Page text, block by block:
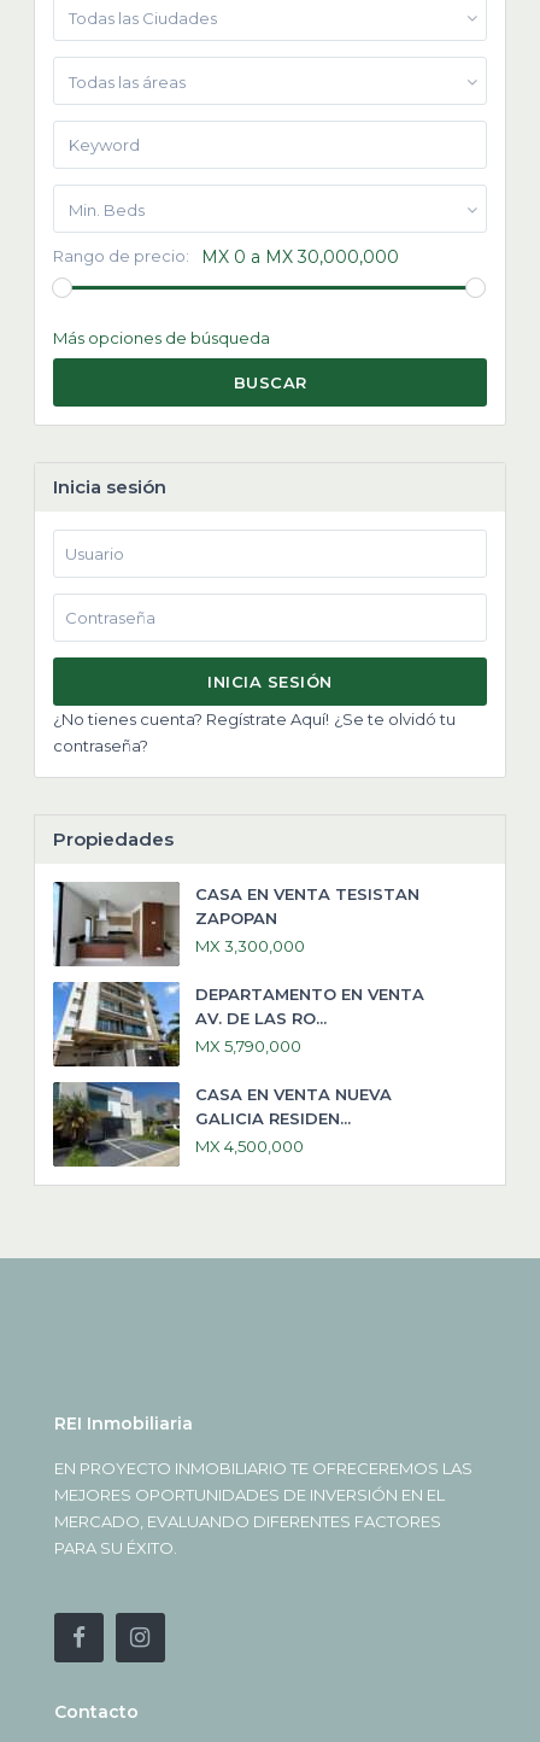
Todas las Ciudades
Todas las áreas
Min. Beds
Rango de precio: MX 0 a MX 30,000,000
Más opciones de búsqueda
BUSCAR
Inicia sesión
INICIA SESIÓN
¿No tienes cuenta? Regístrate Aquí! ¿Se te olvidó tu
contraseña?
Propiedades
CASA EN VENTA TESISTAN
ZAPOPAN
MX 3,300,000
DEPARTAMENTO EN VENTA
AV. DE LAS RO...
MX 5,790,000
CASA EN VENTA NUEVA
GALICIA RESIDEN...
MX 4,500,000
REI Inmobiliaria
EN PROYECTO INMOBILIARIO TE OFRECEREMOS LAS
MEJORES OPORTUNIDADES DE INVERSIÓN EN EL
MERCADO, EVALUANDO DIFERENTES FACTORES
PARA SU ÉXITO.
Contacto